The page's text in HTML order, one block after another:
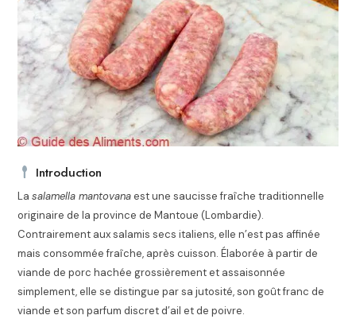
Introduction
Lasalamella mantovanaest une saucisse fraîche traditionnelle
originaire de la province de Mantoue (Lombardie).
Contrairement aux salamis secs italiens, elle n’est pas affinée
mais consommée fraîche, après cuisson. Élaborée à partir de
viande de porc hachée grossièrement et assaisonnée
simplement, elle se distingue par sa jutosité, son goût franc de
viande et son parfum discret d’ail et de poivre.